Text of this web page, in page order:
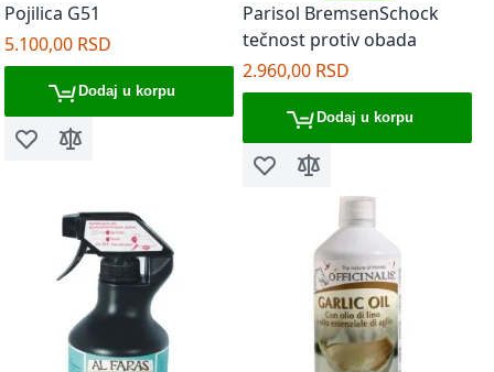
Pojilica G51
5.100,00 RSD
Dodaj u korpu
Dodaj u listu želja
Dodaj za poređenje
Parisol BremsenSchock
tečnost protiv obada
2.960,00 RSD
Dodaj u korpu
Dodaj u listu želja
Dodaj za poređenje